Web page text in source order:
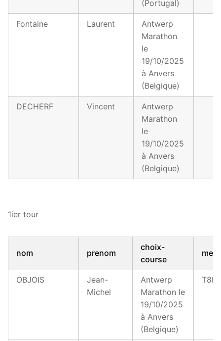
(Portugal)
Fontaine Laurent
Antwerp
Marathon
le
19/10/2025
à Anvers
(Belgique)
DECHERF Vincent
Antwerp
Marathon
le
19/10/2025
à Anvers
(Belgique)
1ier tour
nom prenom
choix-
course
OBJOIS
Jean-
Michel
Antwerp
Marathon le
19/10/2025
à Anvers
(Belgique)